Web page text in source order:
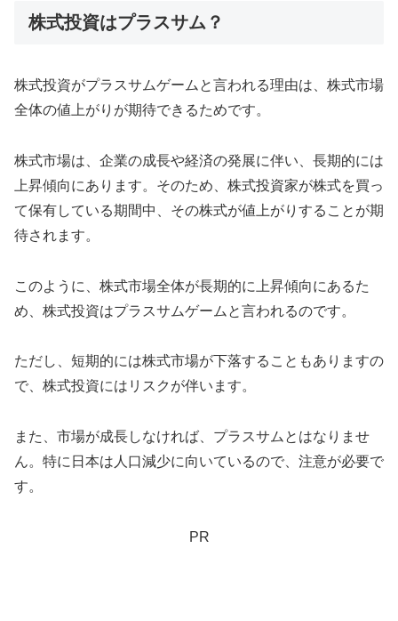
株式投資はプラスサム？
株式投資がプラスサムゲームと言われる理由は、株式市場
全体の値上がりが期待できるためです。
株式市場は、企業の成長や経済の発展に伴い、長期的には
上昇傾向にあります。そのため、株式投資家が株式を買っ
て保有している期間中、その株式が値上がりすることが期
待されます。
このように、株式市場全体が長期的に上昇傾向にあるた
め、株式投資はプラスサムゲームと言われるのです。
ただし、短期的には株式市場が下落することもありますの
で、株式投資にはリスクが伴います。
また、市場が成長しなければ、プラスサムとはなりませ
ん。特に日本は人口減少に向いているので、注意が必要で
す。
PR